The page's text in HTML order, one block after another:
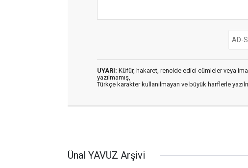
UYARI: Küfür, hakaret, rencide edici cümleler veya
yazılmamış,
Türkçe karakter kullanılmayan ve büyük harflerle
Ünal YAVUZ Arşivi